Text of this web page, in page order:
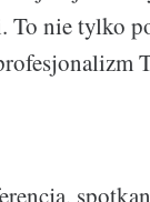
To nie tylko